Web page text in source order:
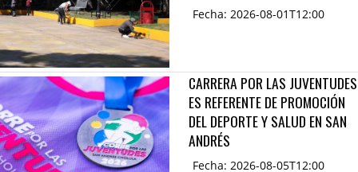
Fecha: 2026-08-01T12:00
CARRERA POR LAS JUVENTUDES
ES REFERENTE DE PROMOCIÓN
DEL DEPORTE Y SALUD EN SAN
ANDRÉS
Fecha: 2026-08-05T12:00